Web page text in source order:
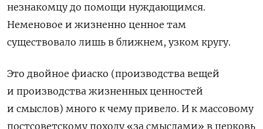
незнакомцу до помощи нуждающимся.
Неменовое и жизненно ценное там
существовало лишь в ближнем, узком кругу.
Это двойное фиаско (производства вещей
и производства жизненных ценностей
и смыслов) много к чему привело. И к массовому
постсоветскому походу «за смыслами» в церковь